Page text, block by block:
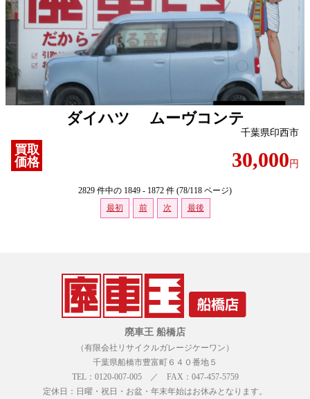
ダイハツ ムーヴコンテ
千葉県印西市
買取
価格
30,000 円
2829 件中の 1849 - 1872 件 (78/118 ページ)
最初
前 次 最後
廃車王 船橋店
（有限会社リサイクルガレージケーワン）
千葉県船橋市豊富町６４０番地５
TEL：0120-007-005 ／ FAX：047-457-5759
定休日：日曜・祝日・お盆・年末年始はお休みとなります。